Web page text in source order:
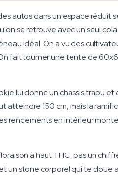
autos dans un espace réduit
se retrouve avec un seul
idéal. On a vu des
fait tourner une tente de
lui donne un chassis trapu
atteindre 150 cm, mais la
rendements en intérieur
à haut THC, pas un
un stone corporel qui te cloue